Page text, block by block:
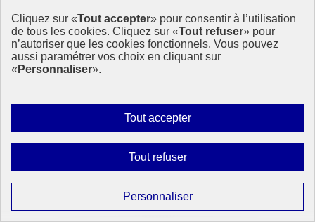
Cliquez sur «Tout accepter» pour consentir à l’utilisation
de tous les cookies. Cliquez sur «Tout refuser» pour
n’autoriser que les cookies fonctionnels. Vous pouvez
aussi paramétrer vos choix en cliquant sur
« Personnaliser».
Tout accepterAutoriser
tous
Tout refuserInterdire
tous
PersonnaliserParamétrer
les
Page précédente